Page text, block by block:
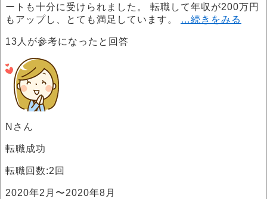
ートも十分に受けられました。 転職して年収が200万円
もアップし、とても満足しています。
…続きをみる
13 人が参考になったと回答
Nさん
転職成功
転職回数:2回
2020年2月〜2020年8月